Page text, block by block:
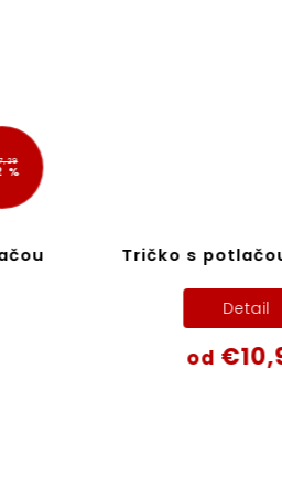
Tričko s potlačou Tehulka
€10,90